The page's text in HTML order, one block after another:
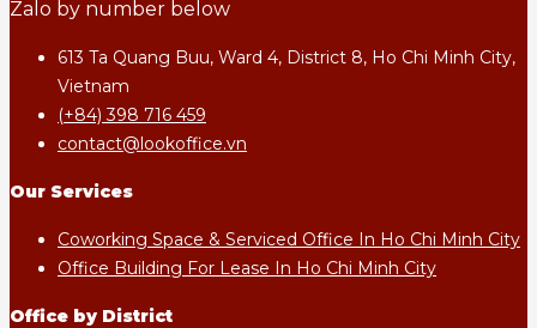
Zalo by number below
613 Ta Quang Buu, Ward 4, District 8, Ho Chi Minh City,
Vietnam
(+84) 398 716 459
contact@lookoffice.vn
Our Services
Coworking Space & Serviced Office In Ho Chi Minh City
Office Building For Lease In Ho Chi Minh City
Office by District